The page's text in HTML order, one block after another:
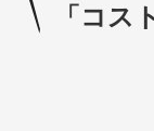
「コス